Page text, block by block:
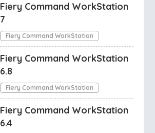
Fiery Command WorkStation
7
Fiery Command WorkStation
Fiery Command WorkStation
6.8
Fiery Command WorkStation
Fiery Command WorkStation
6.4